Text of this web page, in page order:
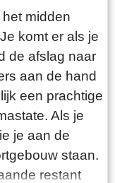
van een
vissers van
gestopt.
het dus nog vol
Ik hoor
zijn, in
dat ze het
hun
stoppen
midden
komt er als je
de afslag naar
aan de hand
een prachtige
Als je
je aan de
staan.
restant